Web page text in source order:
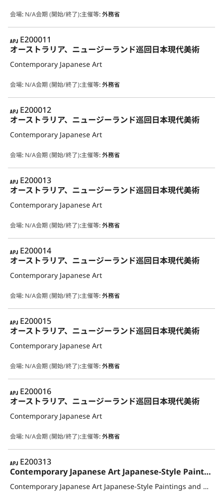
会場: N/A会期 (開始/終了):主催等:外務省
APJ
E200011
オーストラリア、ニュージーランド巡回日本現代美術
Contemporary Japanese Art
会場: N/A会期 (開始/終了):主催等:外務省
APJ
E200012
オーストラリア、ニュージーランド巡回日本現代美術
Contemporary Japanese Art
会場: N/A会期 (開始/終了):主催等:外務省
APJ
E200013
オーストラリア、ニュージーランド巡回日本現代美術
Contemporary Japanese Art
会場: N/A会期 (開始/終了):主催等:外務省
APJ
E200014
オーストラリア、ニュージーランド巡回日本現代美術
Contemporary Japanese Art
会場: N/A会期 (開始/終了):主催等:外務省
APJ
E200015
オーストラリア、ニュージーランド巡回日本現代美術
Contemporary Japanese Art
会場: N/A会期 (開始/終了):主催等:外務省
APJ
E200016
オーストラリア、ニュージーランド巡回日本現代美術
Contemporary Japanese Art
会場: N/A会期 (開始/終了):主催等:外務省
APJ
E200313
Contemporary Japanese Art Japanese-Style Paintings and Oil Paintings, Prints, Pottery, Metalwork, Dolls, Lacquer Ware, Textiles and Bamboo Crafts
Contemporary Japanese Art Japanese-Style Paintings and Oil Paintings, Prints, Pottery, Metalwork, Dolls, Lacquer Ware, Textiles and Bamboo Crafts